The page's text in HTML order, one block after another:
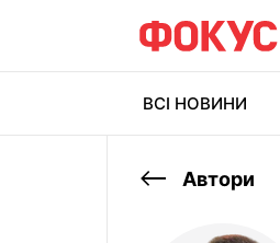
ВСІ НОВИНИ
Автори